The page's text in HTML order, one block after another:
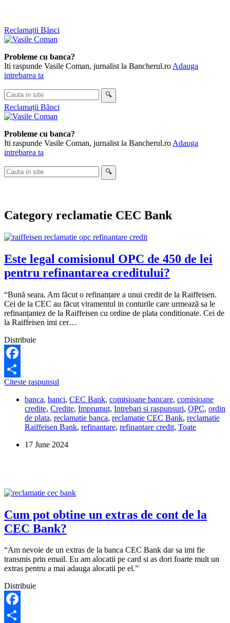
Skip
to
Reclamații Bănci
Probleme cu banca?
Iti raspunde Vasile Coman, jurnalist la Bancherul.ro Adauga
intrebarea ta
Cauta
in
site
🔍
Reclamații Bănci
Probleme cu banca?
Iti raspunde Vasile Coman, jurnalist la Bancherul.ro Adauga
intrebarea ta
Cauta
in
🔍
Category reclamatie CEC Bank
Este legal comisionul OPC de 450 de lei
pentru refinantarea creditului?
“Bună seara. Am făcut o refinanțare a unui credit de la Raiffeisen.
Cei de la CEC au făcut viramentul in conturile care urmează sa le
refinanțantez de la Raiffeisen cu ordine de plata conditionate. Cei de
la Raiffeisen imi cer…
Distribuie
Facebook
Share
Citeste raspunsul
comisionul
OPC
de
450
lei
banca, banci, CEC Bank, comisioane bancare, comisioane
credite, Credite, Imprumut, Intrebari si raspunsuri, OPC, ordin
de plata, reclamatie banca, reclamatie CEC Bank, reclamatie
Raiffeisen Bank, refinantare, refinantare credit, Toate
17 June 2024
Cum pot obtine un extras de cont de la
CEC Bank?
“Am nevoie de un extras de la banca CEC Bank dar sa imi fie
transmis prin email. Eu am alocatii pe card si as dori foarte mult un
extras pentru a mai adauga alocatii pe el.”
Distribuie
Facebook